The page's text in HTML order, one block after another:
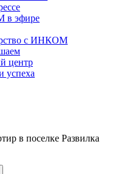
эфире
с ИНКОМ
центр
успеха
в поселке Развилка